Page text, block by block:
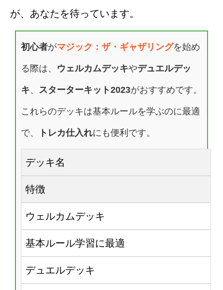
が、あなたを待っています。
初心者がマジック：ザ・ギャザリングを始め
る際は、 ウェルカムデッキやデュエルデッ
キ、 スターターキット2023がおすすめです。
これらのデッキは基本ルールを学ぶのに最適
で、 トレカ仕入れにも便利です。
デッキ名
特徴
ウェルカムデッキ
基本ルール学習に最適
デュエルデッキ